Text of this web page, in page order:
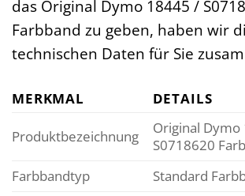
das Original Dymo 18445 /
Farbband zu geben, haben wir
technischen Daten für Sie
MERKMAL DETAILS
Produktbezeichnung
Original Dymo
S0718620
Farbbandtyp
Standard